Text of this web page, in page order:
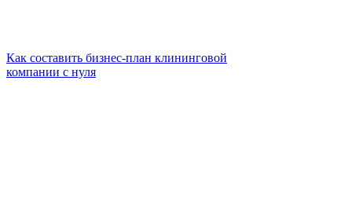
Как составить бизнес-план клининговой
компании с нуля